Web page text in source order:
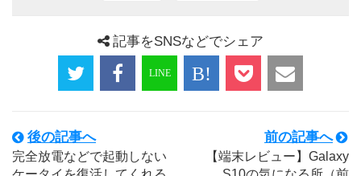
記事をSNSなどでシェア
後の記事へ
完全放電などで起動しない
前の記事へ
【端末レビュー】Galaxy